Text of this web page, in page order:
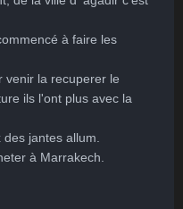
à faire les
venir la recuperer le
ils l'ont plus avec la
jantes allum.